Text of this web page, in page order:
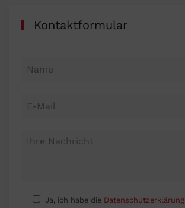
Kontaktformular
Ja, ich habe die Datenschutzerklärung